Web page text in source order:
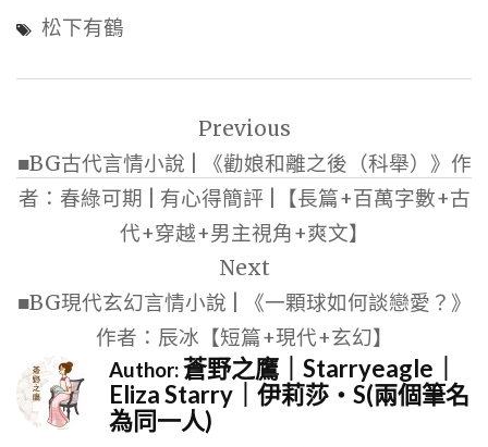
松下有鶴
導
覽
Previous
■BG古代言情小說 | 《勸娘和離之後（科舉）》作
者：春綠可期 | 有心得簡評 |【長篇+百萬字數+古
代+穿越+男主視角+爽文】
Next
■BG現代玄幻言情小說 | 《一顆球如何談戀愛？》
作者：辰冰【短篇+現代+玄幻】
Author:蒼野之鷹｜Starryeagle｜
Eliza Starry｜伊莉莎・S(兩個筆名
為同一人)